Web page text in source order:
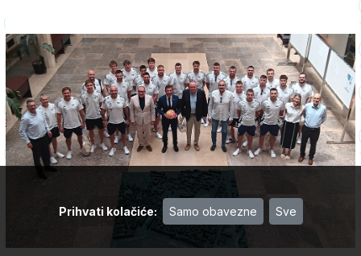
Prihvati kolačiće: Samo obavezne Sve